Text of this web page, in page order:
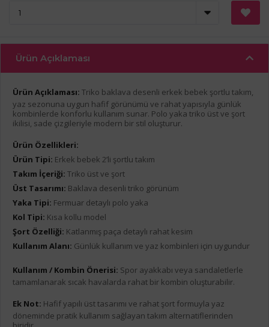
Ürün Açıklaması
Ürün Açıklaması: Triko baklava desenli erkek bebek şortlu takım,
yaz sezonuna uygun hafif görünümü ve rahat yapısıyla günlük
kombinlerde konforlu kullanım sunar. Polo yaka triko üst ve şort
ikilisi, sade çizgileriyle modern bir stil oluşturur.
Ürün Özellikleri:
Ürün Tipi: Erkek bebek 2’li şortlu takım
Takım İçeriği: Triko üst ve şort
Üst Tasarımı: Baklava desenli triko görünüm
Yaka Tipi: Fermuar detaylı polo yaka
Kol Tipi: Kısa kollu model
Şort Özelliği: Katlanmış paça detaylı rahat kesim
Kullanım Alanı: Günlük kullanım ve yaz kombinleri için uygundur
Kullanım / Kombin Önerisi: Spor ayakkabı veya sandaletlerle
tamamlanarak sıcak havalarda rahat bir kombin oluşturabilir.
Ek Not: Hafif yapılı üst tasarımı ve rahat şort formuyla yaz
döneminde pratik kullanım sağlayan takım alternatiflerinden